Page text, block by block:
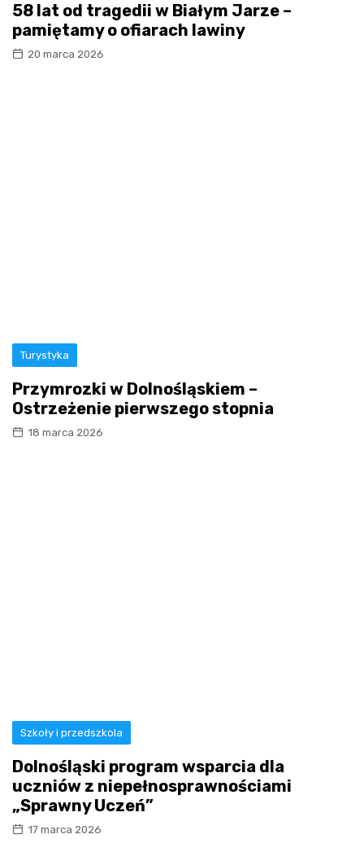
58 lat od tragedii w Białym Jarze –
pamiętamy o ofiarach lawiny
20 marca 2026
Turystyka
Przymrozki w Dolnośląskiem –
Ostrzeżenie pierwszego stopnia
18 marca 2026
Szkoły i przedszkola
Dolnośląski program wsparcia dla
uczniów z niepełnosprawnościami
„Sprawny Uczeń”
17 marca 2026